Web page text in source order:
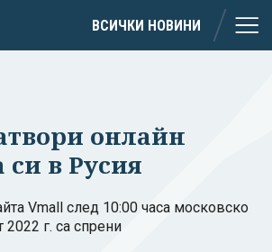
ВСИЧКИ НОВИНИ
онлайн
в Русия
Vmall след 10:00 часа московско
2022 г. са спрени